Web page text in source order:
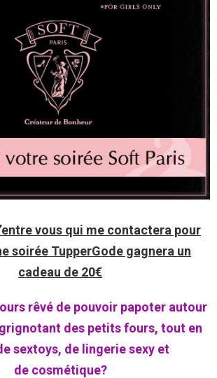
vous qui me contactera pour
soirée TupperGode gagnera un
cadeau de 20€
rêvé de pouvoir papoter autour
grignotant des petits fours, tout en
sextoys, de lingerie sexy et
de cosmétique?